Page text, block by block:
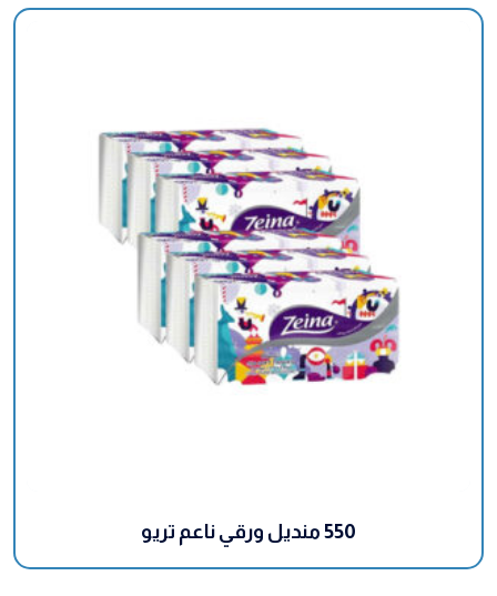
550 منديل ورقي ناعم تريو